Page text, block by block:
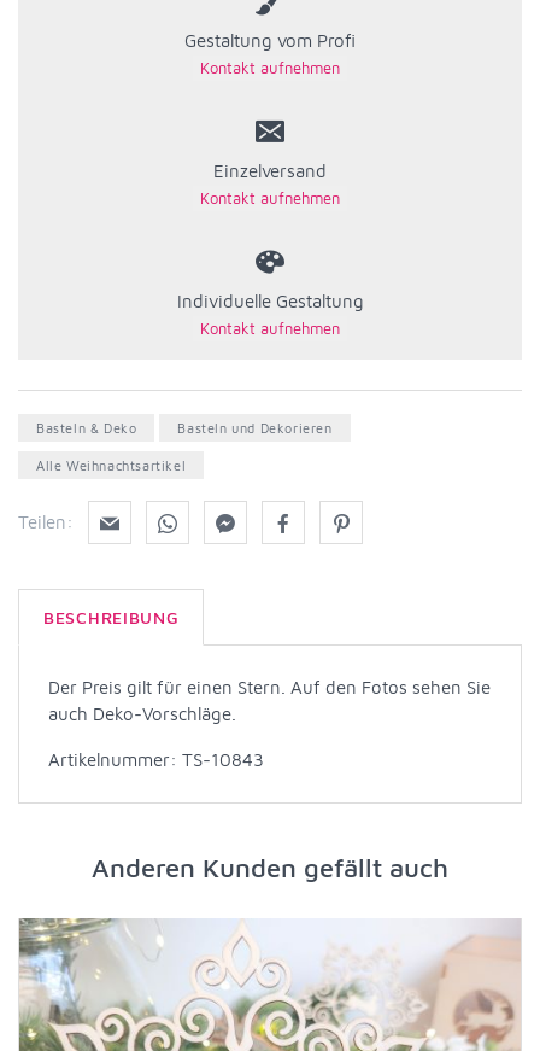
Gestaltung vom Profi
Einzelversand
Individuelle Gestaltung
Basteln & Deko Basteln und Dekorieren
Alle Weihnachtsartikel
Teilen:
BESCHREIBUNG
Der Preis gilt für einen Stern. Auf den Fotos sehen Sie
auch Deko-Vorschläge.
Artikelnummer: TS-10843
Anderen Kunden gefällt auch